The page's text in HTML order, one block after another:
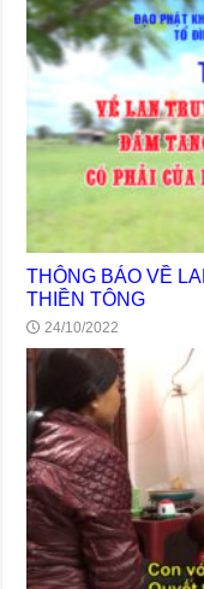
THÔNG BÁO VỀ
THIỀN TÔNG
24/10/2022